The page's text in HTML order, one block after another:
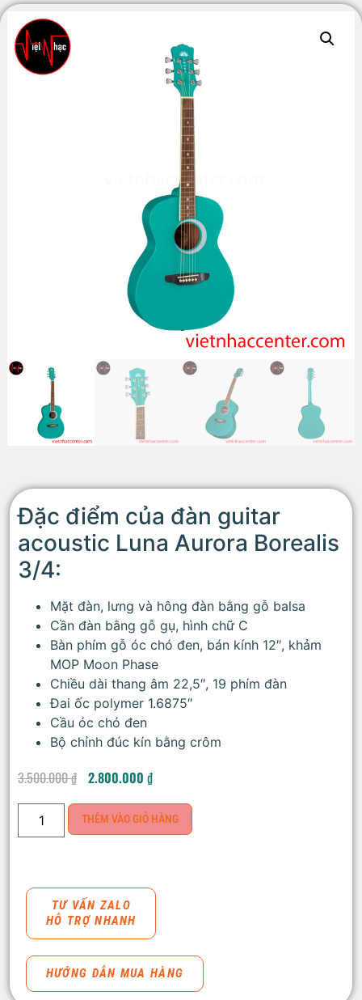
Đặc điểm của đàn guitar
acoustic Luna Aurora Borealis
3/4:
Mặt đàn, lưng và hông đàn bằng gỗ balsa
Cần đàn bằng gỗ gụ, hình chữ C
Bàn phím gỗ óc chó đen, bán kính 12″, khảm
MOP Moon Phase
Chiều dài thang âm 22,5″, 19 phím đàn
Đai ốc polymer 1.6875″
Cầu óc chó đen
Bộ chỉnh đúc kín bằng crôm
3.500.000₫ 2.800.000 ₫
THÊM VÀO GIỎ HÀNG
TƯ VẤN ZALO
HỖ TRỢ NHANH
HƯỚNG DẪN MUA HÀNG